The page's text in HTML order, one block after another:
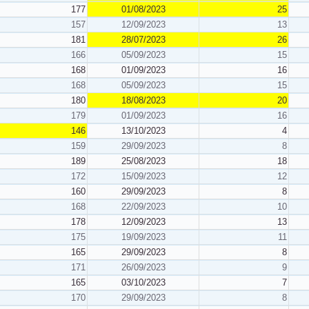
177 01/08/2023
25
157
12/09/2023
13
181
28/07/2023
26
166
05/09/2023
15
168
01/09/2023
16
168
05/09/2023
15
180
18/08/2023
20
179
01/09/2023
16
146
13/10/2023
4
159
29/09/2023
8
189
25/08/2023
18
172
15/09/2023
12
160
29/09/2023
8
168
22/09/2023
10
178
12/09/2023
13
175
19/09/2023
11
165
29/09/2023
8
171
26/09/2023
9
165
03/10/2023
7
170
29/09/2023
8